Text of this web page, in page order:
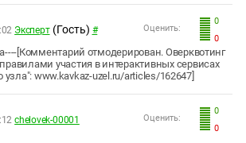
0
0
Оценить:
Эксперт (Гость) #
[Комментарий отмодерирован. Оверквотинг
участия в интерактивных сервисах
узла": www.kavkaz-uzel.ru/articles/162647]
0
0
Оценить:
chelovek-00001